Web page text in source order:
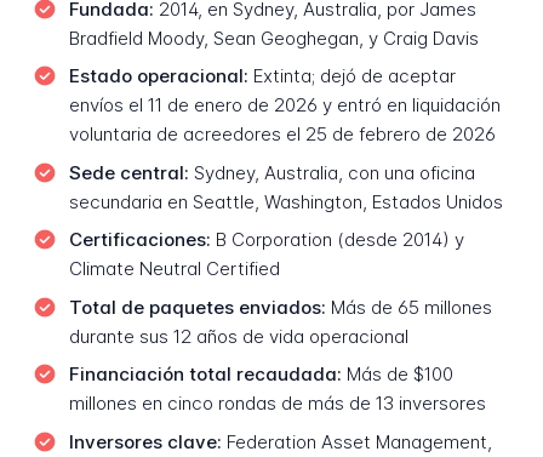
Fundada: 2014, en Sydney, Australia, por James
Bradfield Moody, Sean Geoghegan, y Craig Davis
Estado operacional: Extinta; dejó de aceptar
envíos el 11 de enero de 2026 y entró en liquidación
voluntaria de acreedores el 25 de febrero de 2026
Sede central: Sydney, Australia, con una oficina
secundaria en Seattle, Washington, Estados Unidos
Certificaciones: B Corporation (desde 2014) y
Climate Neutral Certified
Total de paquetes enviados: Más de 65 millones
durante sus 12 años de vida operacional
Financiación total recaudada: Más de $100
millones en cinco rondas de más de 13 inversores
Inversores clave: Federation Asset Management,